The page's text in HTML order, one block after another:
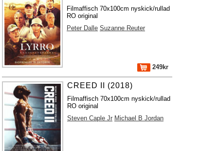
Filmaffisch 70x100cm nyskick/rullad
RO original
Peter Dalle Suzanne Reuter
249kr
CREED II (2018)
Filmaffisch 70x100cm nyskick/rullad
RO original
Steven Caple Jr Michael B Jordan